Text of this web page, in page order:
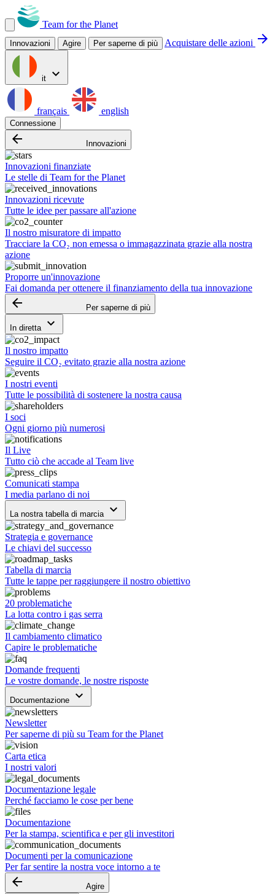
Team for the Planet
Innovazioni Agire Per saperne di più Acquistare delle azioni arrow_forward
it expand_more
français english
Connessione
arrow_backward Innovazioni
Innovazioni finanziate
Le stelle di Team for the Planet
Innovazioni ricevute
Tutte le idee per passare all'azione
Il nostro misuratore di impatto
Tracciare la CO₂ non emessa o immagazzinata grazie alla nostra
azione
Proporre un'innovazione
Fai domanda per ottenere il finanziamento della tua innovazione
arrow_backward Per saperne di più
In diretta keyboard_arrow_down
Il nostro impatto
Seguire il CO₂ evitato grazie alla nostra azione
I nostri eventi
Tutte le possibilità di sostenere la nostra causa
I soci
Ogni giorno più numerosi
Il Live
Tutto ciò che accade al Team live
Comunicati stampa
I media parlano di noi
La nostra tabella di marcia keyboard_arrow_down
Strategia e governance
Le chiavi del successo
Tabella di marcia
Tutte le tappe per raggiungere il nostro obiettivo
20 problematiche
La lotta contro i gas serra
Il cambiamento climatico
Capire le problematiche
Domande frequenti
Le vostre domande, le nostre risposte
Documentazione keyboard_arrow_down
Newsletter
Per saperne di più su Team for the Planet
Carta etica
I nostri valori
Documentazione legale
Perché facciamo le cose per bene
Documentazione
Per la stampa, scientifica e per gli investitori
Documenti per la comunicazione
Per far sentire la nostra voce intorno a te
arrow_backward Agire